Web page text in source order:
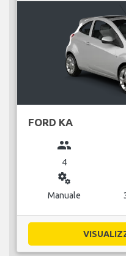
FORD KA
group
4
miscellaneous_services
Manuale